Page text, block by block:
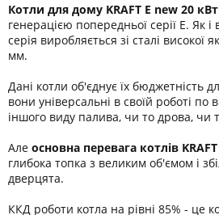
Котли для дому KRAFT E new 20 кВт
генерацією попередньої серії Е. Як і
серія виробляється зі сталі високої
мм.
Дані котли об'єднує їх бюджетність
вони універсальні в своїй роботі
іншого виду палива, чи то дрова, чи
Але основна перевага котлів
глибока топка з великим об'ємом і
дверцята.
ККД роботи котла на рівні 85% - це